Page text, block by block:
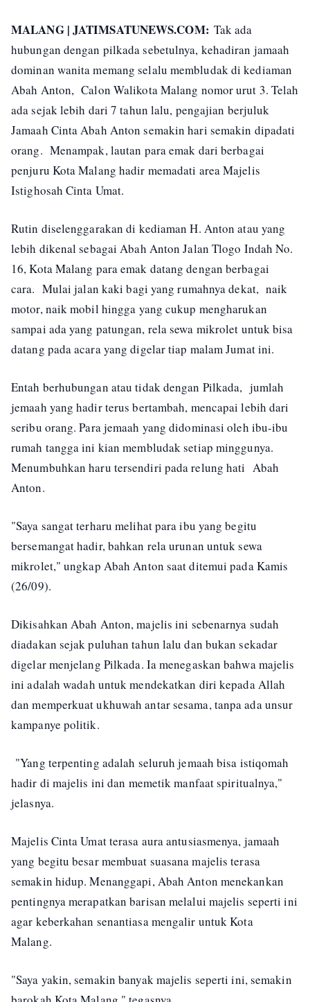
MALANG | JATIMSATUNEWS.COM: Tak ada
hubungan dengan pilkada sebetulnya, kehadiran jamaah
dominan wanita memang selalu membludak di kediaman
Abah Anton, Calon Walikota Malang nomor urut 3. Telah
ada sejak lebih dari 7 tahun lalu, pengajian berjuluk
Jamaah Cinta Abah Anton semakin hari semakin dipadati
orang. Menampak, lautan para emak dari berbagai
penjuru Kota Malang hadir memadati area Majelis
Istighosah Cinta Umat.
Rutin diselenggarakan di kediaman H. Anton atau yang
lebih dikenal sebagai Abah Anton Jalan Tlogo Indah No.
16, Kota Malang para emak datang dengan berbagai
cara. Mulai jalan kaki bagi yang rumahnya dekat, naik
motor, naik mobil hingga yang cukup mengharukan
sampai ada yang patungan, rela sewa mikrolet untuk bisa
datang pada acara yang digelar tiap malam Jumat ini.
Entah berhubungan atau tidak dengan Pilkada, jumlah
jemaah yang hadir terus bertambah, mencapai lebih dari
seribu orang. Para jemaah yang didominasi oleh ibu-ibu
rumah tangga ini kian membludak setiap minggunya.
Menumbuhkan haru tersendiri pada relung hati Abah
Anton.
"Saya sangat terharu melihat para ibu yang begitu
bersemangat hadir, bahkan rela urunan untuk sewa
mikrolet," ungkap Abah Anton saat ditemui pada Kamis
(26/09).
Dikisahkan Abah Anton, majelis ini sebenarnya sudah
diadakan sejak puluhan tahun lalu dan bukan sekadar
digelar menjelang Pilkada. Ia menegaskan bahwa majelis
ini adalah wadah untuk mendekatkan diri kepada Allah
dan memperkuat ukhuwah antar sesama, tanpa ada unsur
kampanye politik.
"Yang terpenting adalah seluruh jemaah bisa istiqomah
hadir di majelis ini dan memetik manfaat spiritualnya,"
jelasnya.
Majelis Cinta Umat terasa aura antusiasmenya, jamaah
yang begitu besar membuat suasana majelis terasa
semakin hidup. Menanggapi, Abah Anton menekankan
pentingnya merapatkan barisan melalui majelis seperti ini
agar keberkahan senantiasa mengalir untuk Kota
Malang.
"Saya yakin, semakin banyak majelis seperti ini, semakin